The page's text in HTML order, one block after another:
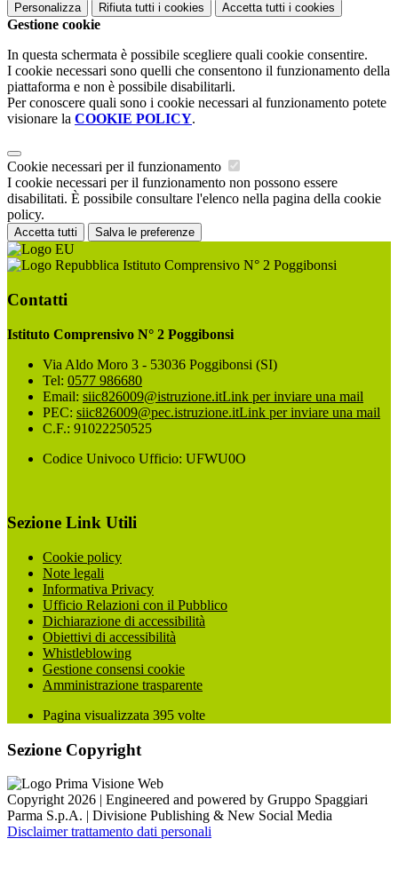
Personalizza Rifiuta tutti i cookies Accetta tutti i cookies
Gestione cookie
In questa schermata è possibile scegliere quali cookie consentire.
I cookie necessari sono quelli che consentono il funzionamento della
piattaforma e non è possibile disabilitarli.
Per conoscere quali sono i cookie necessari al funzionamento potete
visionare la COOKIE POLICY.
Cookie necessari per il funzionamento
I cookie necessari per il funzionamento non possono essere
disabilitati. È possibile consultare l'elenco nella pagina della cookie
policy.
Accetta tutti Salva le preferenze
Istituto Comprensivo N° 2 Poggibonsi
Contatti
Istituto Comprensivo N° 2 Poggibonsi
Via Aldo Moro 3 - 53036 Poggibonsi (SI)
Tel: 0577 986680
Email: siic826009@istruzione.itLink per inviare una mail
PEC: siic826009@pec.istruzione.itLink per inviare una mail
C.F.: 91022250525
Codice Univoco Ufficio: UFWU0O
Sezione Link Utili
Cookie policy
Note legali
Informativa Privacy
Ufficio Relazioni con il Pubblico
Dichiarazione di accessibilità
Obiettivi di accessibilità
Whistleblowing
Gestione consensi cookie
Amministrazione trasparente
Pagina visualizzata 395 volte
Sezione Copyright
Copyright 2026 | Engineered and powered by Gruppo Spaggiari
Parma S.p.A. | Divisione Publishing & New Social Media
Disclaimer trattamento dati personali